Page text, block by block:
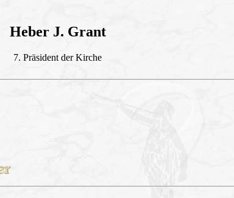
Heber J. Grant
7. Präsident der Kirche